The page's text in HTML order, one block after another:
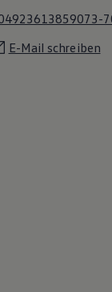
E-Mail schreiben